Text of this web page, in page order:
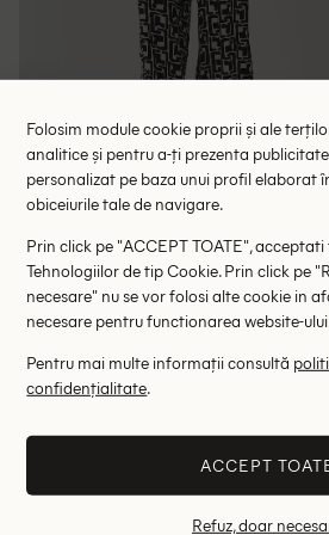
Salopeta Someday, bleumarin
73.00 lei
RRP: 899.00 lei
36
Altii au fost
Folosim module cookie proprii și ale
analitice și pentru a-ți prezenta
personalizat pe baza unui profil elaborat
obiceiurile tale de navigare.
Prin click pe "ACCEPT TOATE",
Tehnologiilor de tip Cookie. Prin click pe
necesare" nu se vor folosi alte cookie in
necesare pentru functionarea website-
Pentru mai multe informații consultă
confidențialitate.
ACCEPT
Refuz, doar